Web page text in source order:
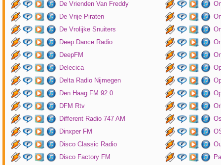
De Vrienden Van Freddy
De Vrije Piraten
De Vrolijke Snuiters
Deep Dance Radio
DeepFM
Delecica
Delta Radio Nijmegen
Den Haag FM 92.0
DFM Rtv
Different Radio 747 AM
Dinxper FM
Disco Classic Radio
Disco Factory FM